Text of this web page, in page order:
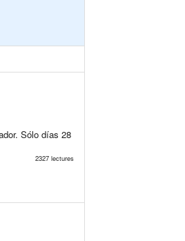
Sólo días 28
2327 lectures